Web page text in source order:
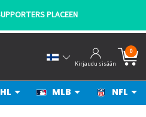
PLACEEN
Kirjaudu sisään
0
MLB NFL